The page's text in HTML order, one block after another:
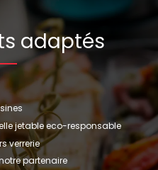
adaptés
jetable eco-responsable
verrerie
partenaire